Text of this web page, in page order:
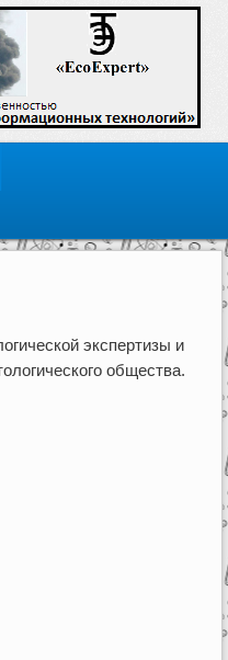
экспертизы и
общества.